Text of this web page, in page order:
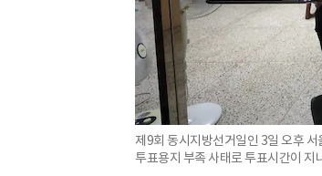
제9회 동시지방선거일인 3일 오후
투표용지 부족 사태로 투표시간이 지